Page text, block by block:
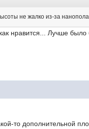
не жалко из-за
нравится... Лучше
то дополнительной